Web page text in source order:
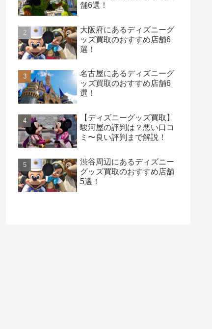
舗6選！
大阪府にあるディズニーグ
ッズ買取のおすすめ店舗6
選！
名古屋にあるディズニーグ
ッズ買取のおすすめ店舗6
選！
【ディズニーグッズ買取】
駿河屋の評判は？悪い口コ
ミ〜良い評判まで解説！
渋谷周辺にあるディズニー
グッズ買取のおすすめ店舗
5選！